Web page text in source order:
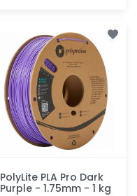
rapide
PolyLite PLA Pro Dark
Purple - 1.75mm - 1 kg